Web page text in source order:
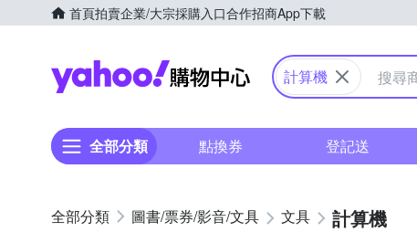
首頁拍賣企業/大宗採購入口合作招商App下載
Yahoo購物中心
計算機
全部分類 點換券 登記送
圖書/票券/影音/文具 文具 計算機